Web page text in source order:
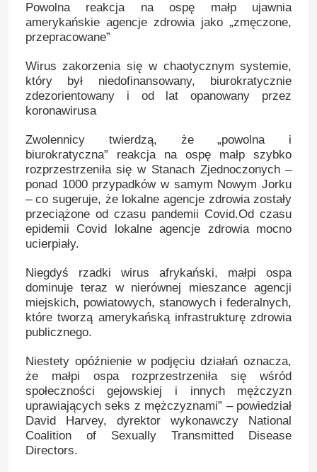
Powolna reakcja na ospę małp ujawnia
amerykańskie agencje zdrowia jako „zmęczone,
przepracowane”
Wirus zakorzenia się w chaotycznym systemie,
który był niedofinansowany, biurokratycznie
zdezorientowany i od lat opanowany przez
koronawirusa
Zwolennicy twierdzą, że „powolna i
biurokratyczna” reakcja na ospę małp szybko
rozprzestrzeniła się w Stanach Zjednoczonych –
ponad 1000 przypadków w samym Nowym Jorku
– co sugeruje, że lokalne agencje zdrowia zostały
przeciążone od czasu pandemii Covid.Od czasu
epidemii Covid lokalne agencje zdrowia mocno
ucierpiały.
Niegdyś rzadki wirus afrykański, małpi ospa
dominuje teraz w nierównej mieszance agencji
miejskich, powiatowych, stanowych i federalnych,
które tworzą amerykańską infrastrukturę zdrowia
publicznego.
Niestety opóźnienie w podjęciu działań oznacza,
że ​​małpi ospa rozprzestrzeniła się wśród
społeczności gejowskiej i innych mężczyzn
uprawiających seks z mężczyznami” – powiedział
David Harvey, dyrektor wykonawczy National
Coalition of Sexually Transmitted Disease
Directors.